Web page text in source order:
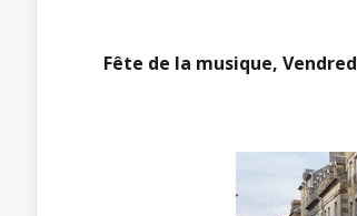
Fête de la musique,